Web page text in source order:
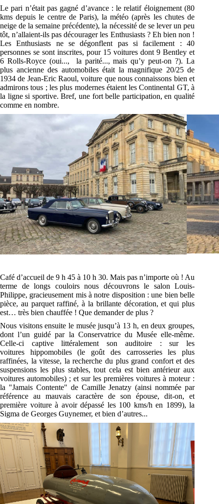
Le pari n’était pas gagné d’avance : le relatif éloignement (80
kms depuis le centre de Paris), lamétéo (après les chutes de
neige de la semaine précédente), la nécessité de se lever un peu
tôt,n’allaient-ils pas décourager les Enthusiasts ? Eh bien non !
LesEnthusiasts ne se dégonflent pas sifacilement : 40
personnes se sont inscrites, pour 15 voitures dont 9 Bentley et
6 Rolls-Royce (oui...,
la parité..., mais qu’y peut-on ?). La
plus ancienne des automobiles était la magnifique 20/25 de
1934 de Jean-Eric Raoul, voiture que nous connaissons bien et
admirons tous ; les plus modernes étaient les Continental GT, à
la ligne si sportive. Bref, une fort belle participation, en qualité
comme en nombre.
Café d’accueil de 9 h 45 à 10 h 30. Mais pas n’importe où ! Au
terme de longs couloirs nous découvrons le salon Louis-
Philippe, gracieusement mis ànotre disposition : une bien belle
pièce, au parquet raffiné, à la brillante décoration, et qui plus
est… très bien chauffée ! Que demanderde plus ?
Nous visitons ensuite le musée jusqu’à 13 h, en deux groupes,
dont l’un guidé par la Conservatrice du Musée elle-même.
Celle-ci captive littéralement son auditoire : sur les
voitures hippomobiles (le goût des carrosseries les plus
raffinées, la vitesse, la recherche du plus grand confort et des
suspensions les plus stables, tout cela est bien antérieur aux
voitures automobiles) ; et sur les premières voitures à moteur :
la "Jamais Contente" de Camille Jenatzy (ainsi nommée par
référence au mauvais caractère de son épouse, dit-on, et
première voiture à avoir dépassé les 100 kms/h en 1899), la
Sigma de Georges Guynemer, et bien d’autres...